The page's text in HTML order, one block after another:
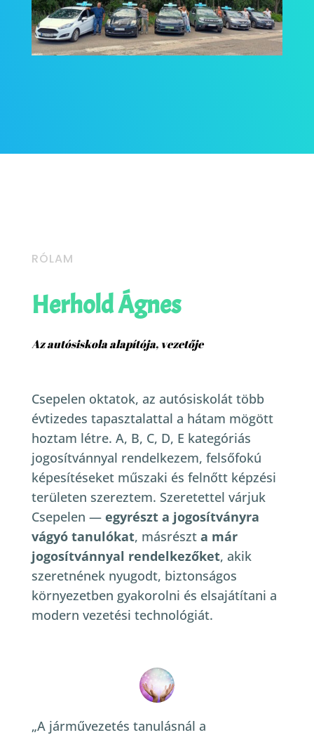
RÓLAM
Herhold Ágnes
Az autósiskola alapítója, vezetője
Csepelen oktatok, az autósiskolát több
évtizedes tapasztalattal a hátam mögött
hoztam létre. A, B, C, D, E kategóriás
jogosítvánnyal rendelkezem, felsőfokú
képesítéseket műszaki és felnőtt képzési
területen szereztem. Szeretettel várjuk
Csepelen — egyrészt a jogosítványra
vágyó tanulókat, másrészt a már
jogosítvánnyal rendelkezőket, akik
szeretnének nyugodt, biztonságos
környezetben gyakorolni és elsajátítani a
modern vezetési technológiát.
„A járművezetés tanulásnál a